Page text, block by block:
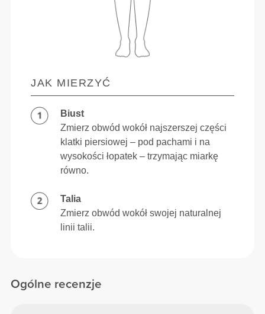
Ogólne recenzje
JAK MIERZYĆ
Biust
Zmierz obwód wokół najszerszej części
klatki piersiowej – pod pachami i na
wysokości łopatek – trzymając miarkę
równo.
Talia
Zmierz obwód wokół swojej naturalnej
linii talii.